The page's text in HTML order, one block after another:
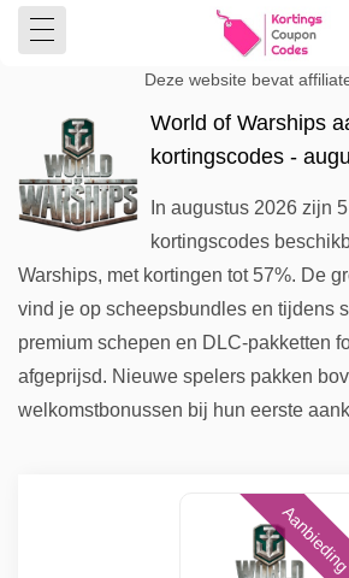
Deze website bevat
World of Warships
kortingscodes -
In augustus 2026 zijn
kortingscodes
Warships, met kortingen tot 57%. De
vind je op scheepsbundles en tijdens
premium schepen en DLC-pakketten
afgeprijsd. Nieuwe spelers pakken
welkomstbonussen bij hun eerste